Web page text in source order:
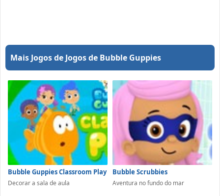
Mais Jogos de Jogos de Bubble Guppies
Bubble Guppies Classroom Play
Decorar a sala de aula
Bubble Scrubbies
Aventura no fundo do mar